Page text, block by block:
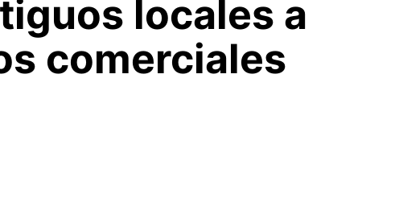
locales a
comerciales